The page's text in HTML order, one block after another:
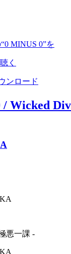
MINUS 0”を
く
ンロード
/ Wicked
悪一課 -